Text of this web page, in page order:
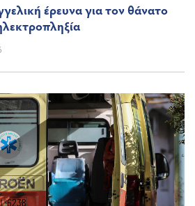
έρευνα για τον θάνατο